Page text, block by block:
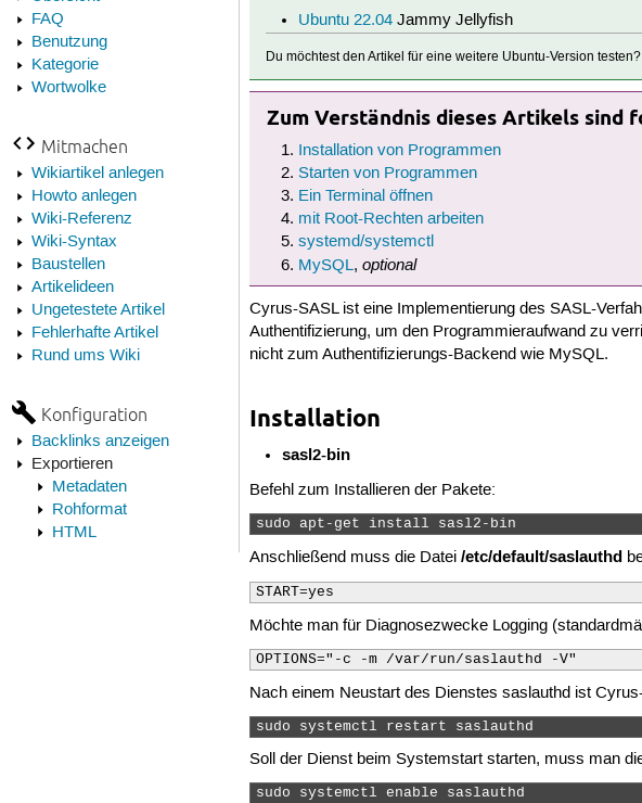
FAQ
Benutzung
Kategorie
Wortwolke
Mitmachen
Wikiartikel anlegen
Howto anlegen
Wiki-Referenz
Wiki-Syntax
Baustellen
Artikelideen
Ungetestete Artikel
Fehlerhafte Artikel
Rund ums Wiki
Konfiguration
Backlinks anzeigen
Exportieren
Metadaten
Rohformat
HTML
Ubuntu 22.04Jammy Jellyfish
Du möchtest den Artikel für eine weitere Ubuntu-Version
Zum Verständnis dieses Artikels sind
Installation von Programmen
Starten von Programmen
Ein Terminal öffnen
mit Root-Rechten arbeiten
systemd/systemctl
MySQL, optional
Cyrus-SASL ist eine Implementierung des SASL-
Authentifizierung, um den Programmieraufwand zu
nicht zum Authentifizierungs-Backend wie MySQL.
Installation
sasl2-bin
Befehl zum Installieren der Pakete:
sudo apt-get install sasl2-bin
Anschließend muss die Datei/etc/default/saslauthd
START=yes
Möchte man für Diagnosezwecke Logging
OPTIONS="-c -m /var/run/saslauthd -V"
Nach einem Neustart des Dienstes saslauthd ist
sudo systemctl restart saslauthd
Soll der Dienst beim Systemstart starten, muss man
sudo systemctl enable saslauthd